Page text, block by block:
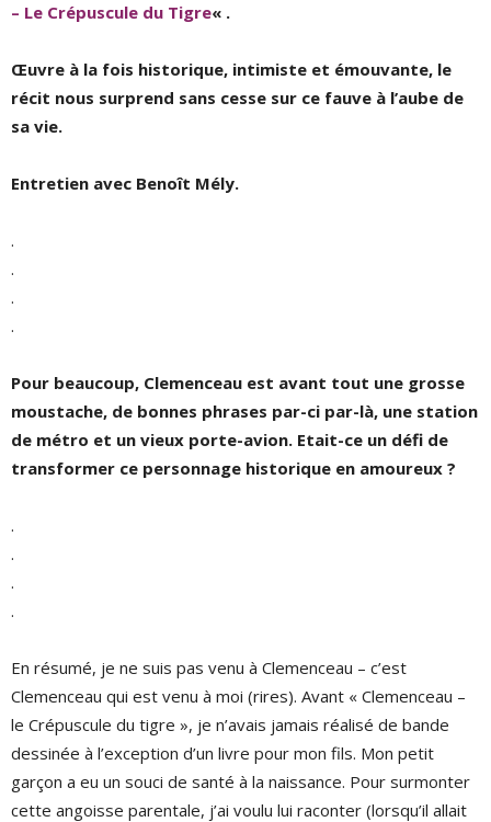
– Le Crépuscule du Tigre« .
Œuvre à la fois historique, intimiste et émouvante, le
récit nous surprend sans cesse sur ce fauve à l’aube de
sa vie.
Entretien avec Benoît Mély.
.
.
.
.
Pour beaucoup, Clemenceau est avant tout une grosse
moustache, de bonnes phrases par-ci par-là, une station
de métro et un vieux porte-avion. Etait-ce un défi de
transformer ce personnage historique en amoureux ?
.
.
.
.
En résumé, je ne suis pas venu à Clemenceau – c’est
Clemenceau qui est venu à moi (rires). Avant « Clemenceau –
le Crépuscule du tigre », je n’avais jamais réalisé de bande
dessinée à l’exception d’un livre pour mon fils. Mon petit
garçon a eu un souci de santé à la naissance. Pour surmonter
cette angoisse parentale, j’ai voulu lui raconter (lorsqu’il allait